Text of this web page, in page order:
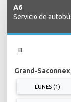
A6
Servicio de
B
Grand-
LUNES (1)